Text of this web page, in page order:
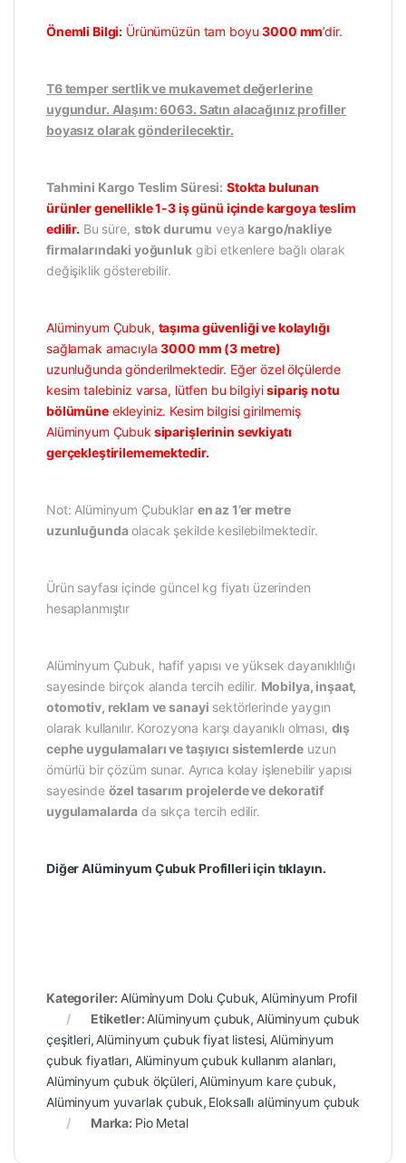
Önemli Bilgi: Ürünümüzün tam boyu3000 mm’dir.
T6 temper sertlik ve mukavemet değerlerine
uygundur. Alaşım: 6063. Satın alacağınız profiller
boyasız olarak gönderilecektir.
Tahmini Kargo Teslim Süresi: Stokta bulunan
ürünler genellikle 1-3 iş günü içinde kargoya teslim
edilir. Bu süre, stok durumu veya kargo/nakliye
firmalarındaki yoğunlukgibi etkenlere bağlı olarak
değişiklik gösterebilir.
Alüminyum Çubuk, taşıma güvenliği ve kolaylığı
sağlamak amacıyla3000 mm (3 metre)
uzunluğunda gönderilmektedir. Eğer özel ölçülerde
kesim talebiniz varsa, lütfen bu bilgiyisipariş notu
bölümüneekleyiniz. Kesim bilgisi girilmemiş
Alüminyum Çubuk siparişlerinin sevkiyatı
gerçekleştirilememektedir.
Not: Alüminyum Çubuklar en az 1’er metre
uzunluğundaolacak şekilde kesilebilmektedir.
Ürün sayfası içinde güncel kg fiyatı üzerinden
hesaplanmıştır
Alüminyum Çubuk, hafif yapısı ve yüksek dayanıklılığı
sayesinde birçok alanda tercih edilir. Mobilya, inşaat,
otomotiv, reklam ve sanayi sektörlerinde yaygın
olarak kullanılır. Korozyona karşı dayanıklı olması, dış
cephe uygulamaları ve taşıyıcı sistemlerde uzun
ömürlü bir çözüm sunar. Ayrıca kolay işlenebilir yapısı
sayesinde özel tasarım projelerde ve dekoratif
uygulamalarda da sıkça tercih edilir.
Diğer Alüminyum Çubuk Profilleri için tıklayın.
Kategoriler: Alüminyum Dolu Çubuk, Alüminyum Profil
Etiketler: Alüminyum çubuk, Alüminyum çubuk
çeşitleri, Alüminyum çubuk fiyat listesi, Alüminyum
çubuk fiyatları, Alüminyum çubuk kullanım alanları,
Alüminyum çubuk ölçüleri, Alüminyum kare çubuk,
Alüminyum yuvarlak çubuk, Eloksallı alüminyum çubuk
Marka: Pio Metal